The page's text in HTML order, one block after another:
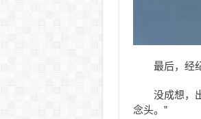
最后，经
没成想，
念头。”